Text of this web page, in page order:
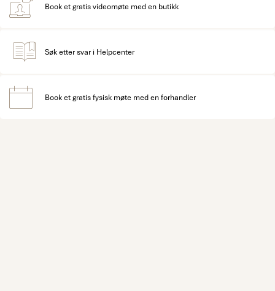
Book et gratis videomøte med en butikk
Søk etter svar i Helpcenter
Book et gratis fysisk møte med en forhandler